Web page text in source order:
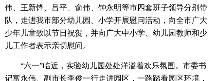
伟、王新锋、吕平、俞伟、钟永明等市四套班子领导分别带
队，走进我市部分幼儿园、小学开展慰问活动，向全市广大
少年儿童致以节日祝贺，并向广大中小学、幼儿园教师和少
儿工作者表示亲切慰问。
“六一”临近，实验幼儿园处处洋溢着欢乐氛围。市委书
记富永伟、副市长李俊一行走进园区，一路踏看园区环境，